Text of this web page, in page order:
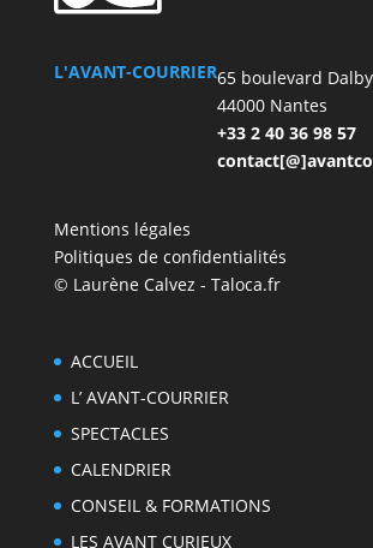
L'AVANT-COURRIER65 boulevard Dalby
44000 Nantes
+33 2 40 36 98 57
Mentions légales
Politiques de confidentialités
© Laurène Calvez - Taloca.fr
ACCUEIL
L’ AVANT-COURRIER
SPECTACLES
CALENDRIER
CONSEIL & FORMATIONS
LES AVANT CURIEUX